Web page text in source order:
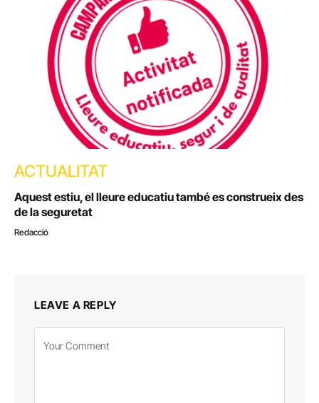
ACTUALITAT
Aquest estiu, el lleure educatiu també es construeix des
de la seguretat
Redacció
LEAVE A REPLY